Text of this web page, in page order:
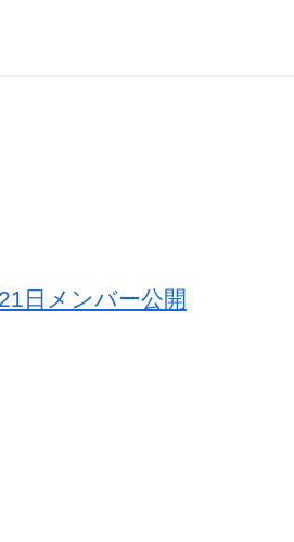
日メンバー公開